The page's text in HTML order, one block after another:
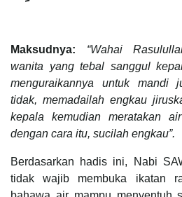
Maksudnya:
“Wahai
wanita yang tebal sanggul
menguraikannya untuk mandi
tidak, memadailah engkau
kepala kemudian meratakan
dengan cara itu, sucilah engkau”.
Berdasarkan hadis ini, Nabi
tidak wajib membuka ikatan